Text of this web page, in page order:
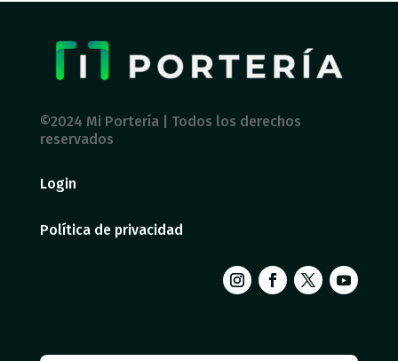
©2024 Mi Portería | Todos los derechos
reservados
Login
Política de privacidad